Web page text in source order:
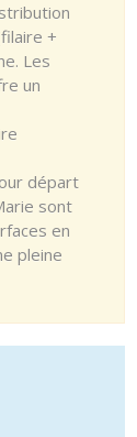
+
Les
un
départ
sont
en
pleine